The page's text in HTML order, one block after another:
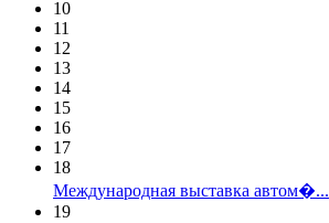
10
11
12
13
14
15
16
17
18
Международная выставка автом�...
19